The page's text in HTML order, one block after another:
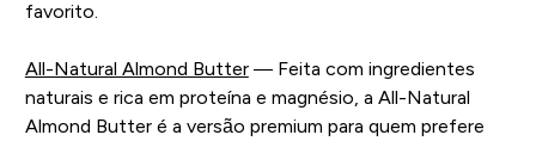
favorito.
All-Natural Almond Butter— Feita com ingredientes
naturais e rica em proteína e magnésio, a All-Natural
Almond Butter é a versão premium para quem prefere